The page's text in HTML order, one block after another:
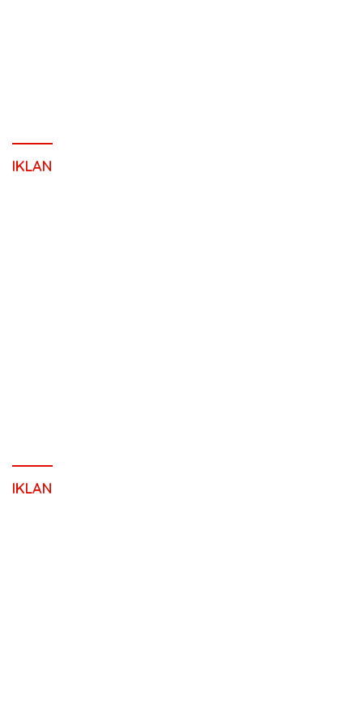
IKLAN
IKLAN